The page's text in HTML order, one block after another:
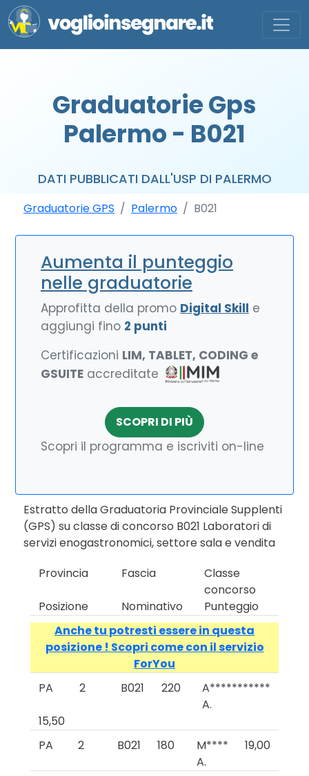
Graduatorie Gps
Palermo - B021
DATI PUBBLICATI DALL'USP DI PALERMO
Graduatorie GPS Palermo B021
Aumenta il punteggio
nelle graduatorie
Approfitta della promo Digital Skill e
aggiungi fino 2 punti
Certificazioni LIM, TABLET, CODING e
GSUITE accreditate
SCOPRI DI PIÙ
Scopri il programma e iscriviti on-line
Estratto della Graduatoria Provinciale Supplenti
(GPS) su classe di concorso B021 Laboratori di
servizi enogastronomici, settore sala e vendita
Provincia
Fascia
Classe
concorso
Posizione
Nominativo
Punteggio
Anche tu potresti essere in questa
posizione ! Scopri come con il servizio
ForYou
PA
2 B021 220
A***********
A.
15,50
PA
2 B021 180
M****
A.
19,00